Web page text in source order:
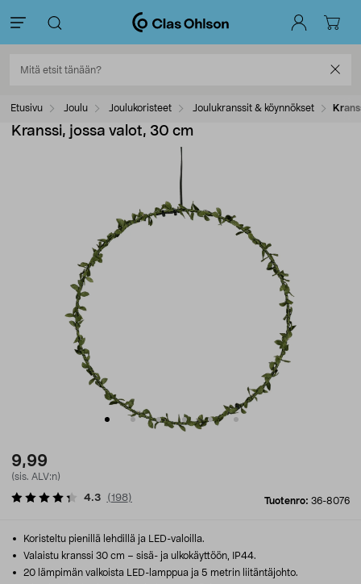
Etusivu Joulu Joulukoristeet Joulukranssit & köynnökset
Kranssi, jossa valot, 30 cm
9,99
(sis. ALV:n)
Tuotenro: 36-8076
4.3 (198)
Koristeltu pienillä lehdillä ja LED-valoilla.
Valaistu kranssi 30 cm – sisä- ja ulkokäyttöön, IP44.
20 lämpimän valkoista LED-lamppua ja 5 metrin liitäntäjohto.